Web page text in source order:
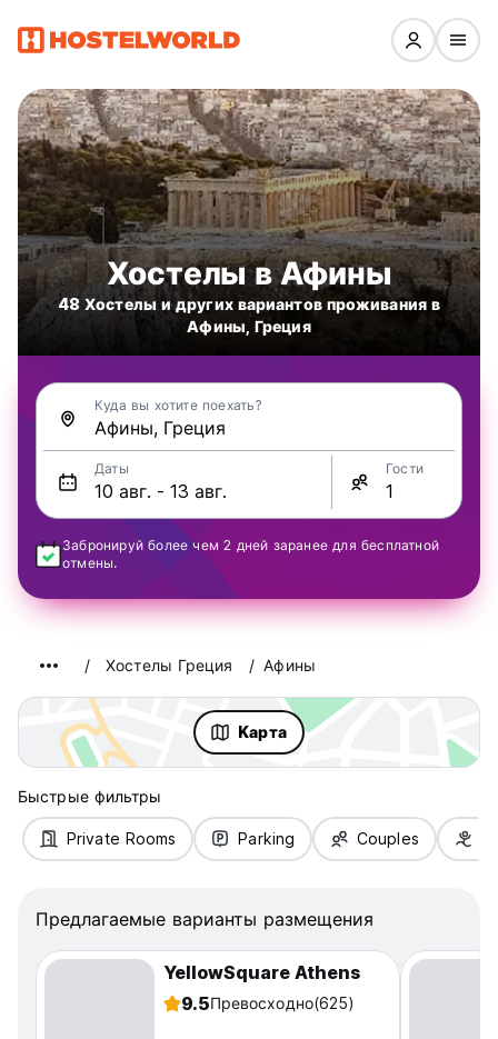
Хостелы в Афины
48 Хостелы и других вариантов проживания в
Афины, Греция
Куда вы хотите поехать?
Даты Гости
Забронируй более чем 2 дней заранее для бесплатной
отмены.
Хостелы Греция Афины
Kарта
Быстрые фильтры
Private Rooms Parking Couples
Предлагаемые варианты размещения
YellowSquare Athens
9.5Превосходно(625)